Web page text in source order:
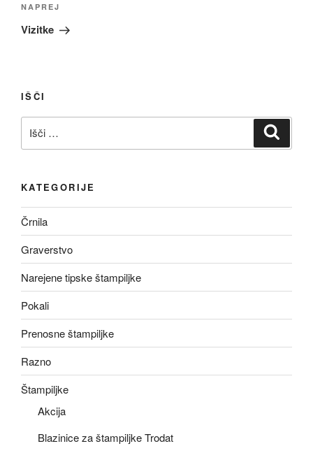
Naslednji
prispevek
NAPREJ
Vizitke
IŠČI
KATEGORIJE
Črnila
Graverstvo
Narejene tipske štampiljke
Pokali
Prenosne štampiljke
Razno
Štampiljke
Akcija
Blazinice za štampiljke Trodat